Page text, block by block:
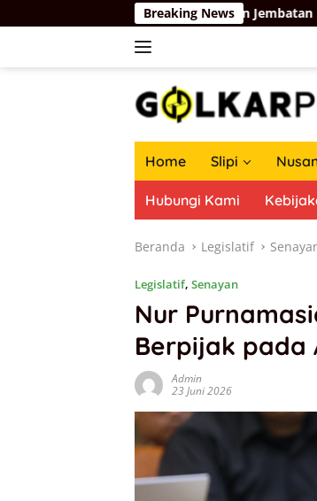
ke
Breaking News
Membangun Jembatan Baru Partai
Home Slipi
Hubungi Kami
Beranda Legislatif
Legislatif, Senayan
Nur
Berpijak pada
Admin
23 Juni 2026